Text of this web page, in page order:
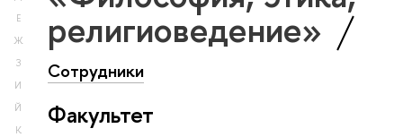
Е
Ж
З
И
Й
К
религиоведение»
Сотрудники
Факультет